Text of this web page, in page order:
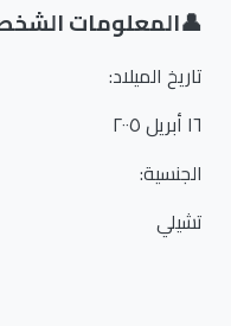
المعلومات الشخصية
تاريخ الميلاد:
الجنسية:
تشيلي